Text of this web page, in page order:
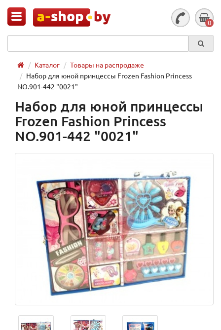
0
Каталог
Товары на распродаже
Набор для юной принцессы Frozen Fashion Princess
NO.901-442 "0021"
Набор для юной принцессы
Frozen Fashion Princess
NO.901-442 "0021"